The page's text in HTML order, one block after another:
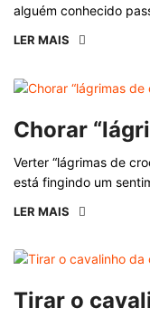
alguém conhecido
LER MAIS
Chorar
Verter “lágrimas de
está fingindo um
LER MAIS
Tirar o